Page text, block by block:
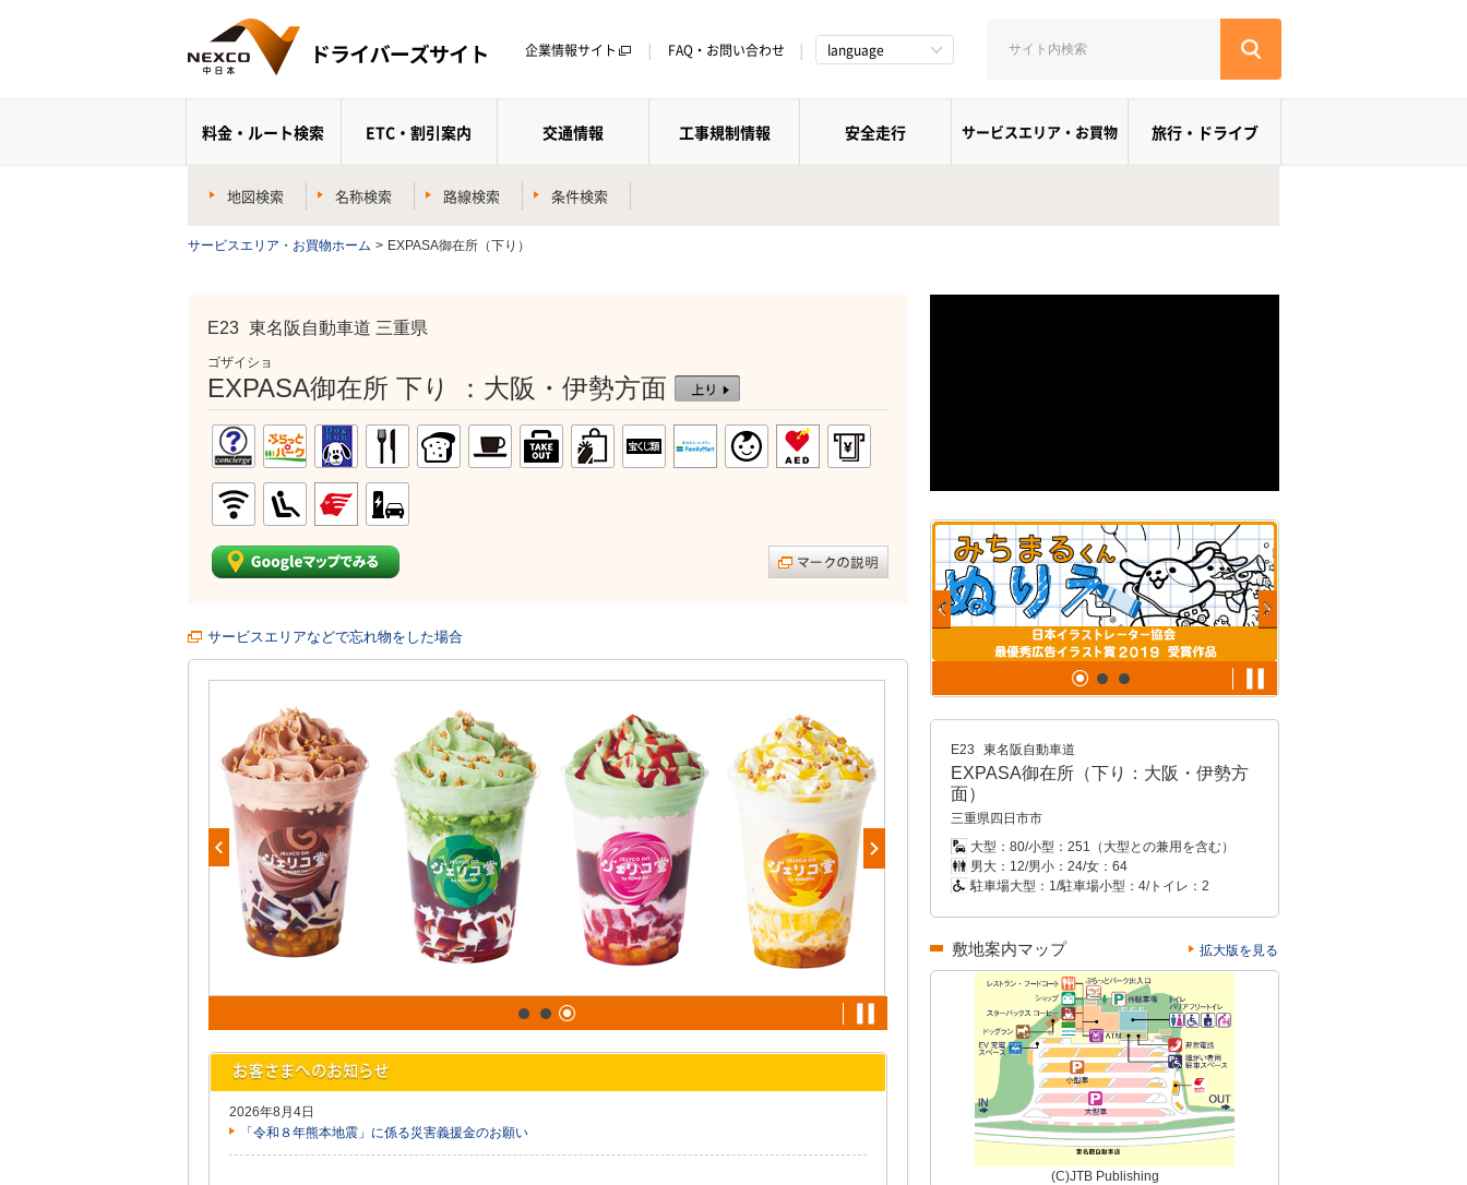
企業情報サイト FAQ・お問い合わせ language
料金・ルート検索 ETC・割引案内 交通情報 工事規制情報 安全走行 サービスエリア・お買物 旅行・ドライブ
地図検索 名称検索 路線検索 条件検索
サービスエリア・お買物ホーム > EXPASA御在所（下り）
E23 東名阪自動車道 三重県
ゴザイショ
EXPASA御在所 下り ：大阪・伊勢方面
サービスエリアなどで忘れ物をした場合
2026年8月4日
「令和８年熊本地震」に係る災害義援金のお願い
E23 東名阪自動車道
EXPASA御在所（下り：大阪・伊勢方
面）
三重県四日市市
大型：80/小型：251（大型との兼用を含む）
男大：12/男小：24/女：64
駐車場大型：1/駐車場小型：4/トイレ：2
敷地案内マップ 拡大版を見る
(C)JTB Publishing